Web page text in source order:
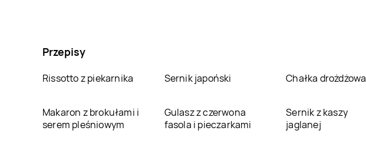
Przepisy
Rissotto z piekarnika Sernik japoński Chałka drożdżowa
Makaron z brokułami i
serem pleśniowym
Gulasz z czerwona
fasola i pieczarkami
Sernik z kaszy
jaglanej